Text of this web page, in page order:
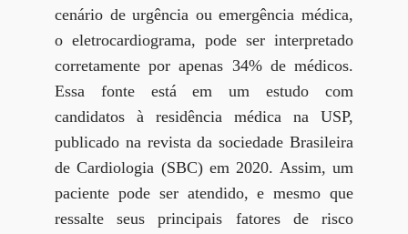
cenário de urgência ou emergência médica,
o eletrocardiograma, pode ser interpretado
corretamente por apenas 34% de médicos.
Essa fonte está em um estudo com
candidatos à residência médica na USP,
publicado na revista da sociedade Brasileira
de Cardiologia (SBC) em 2020. Assim, um
paciente pode ser atendido, e mesmo que
ressalte seus principais fatores de risco